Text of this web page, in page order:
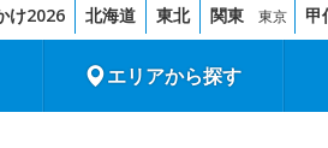
け2026 北海道 東北 関東 東京 甲
エリアから探す